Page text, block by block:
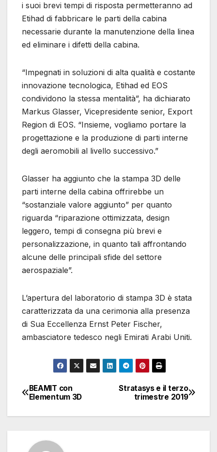
i suoi brevi tempi di risposta permetteranno ad
Etihad di fabbricare le parti della cabina
necessarie durante la manutenzione della linea
ed eliminare i difetti della cabina.
“Impegnati in soluzioni di alta qualità e costante
innovazione tecnologica, Etihad ed EOS
condividono la stessa mentalità”, ha dichiarato
Markus Glasser, Vicepresidente senior, Export
Region di EOS. “Insieme, vogliamo portare la
progettazione e la produzione di parti interne
degli aeromobili al livello successivo.”
Glasser ha aggiunto che la stampa 3D delle
parti interne della cabina offrirebbe un
“sostanziale valore aggiunto” per quanto
riguarda “riparazione ottimizzata, design
leggero, tempi di consegna più brevi e
personalizzazione, in quanto tali affrontando
alcune delle principali sfide del settore
aerospaziale”.
L’apertura del laboratorio di stampa 3D è stata
caratterizzata da una cerimonia alla presenza
di Sua Eccellenza Ernst Peter Fischer,
ambasciatore tedesco negli Emirati Arabi Uniti.
Navigazione
articoli
Stratasys e il terzo
trimestre 2019
BEAMIT con
Elementum 3D